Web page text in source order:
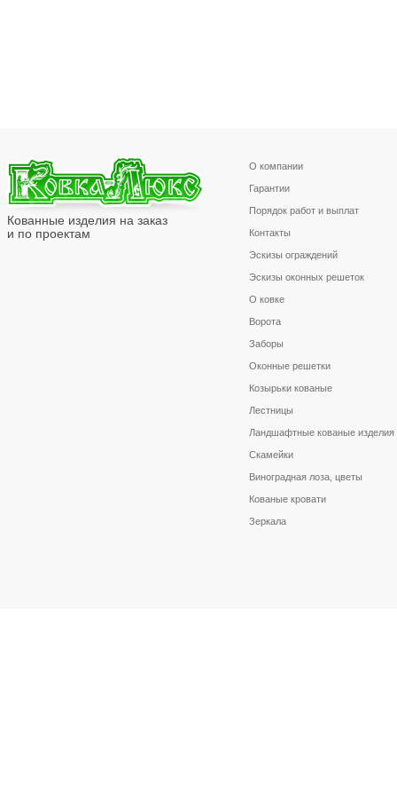
Кованные изделия на заказ
и по проектам
О компании
Гарантии
Порядок работ и выплат
Контакты
Эскизы ограждений
Эскизы оконных решеток
О ковке
Ворота
Заборы
Оконные решетки
Козырьки кованые
Лестницы
Ландшафтные кованые изделия
Скамейки
Виноградная лоза, цветы
Кованые кровати
Зеркала